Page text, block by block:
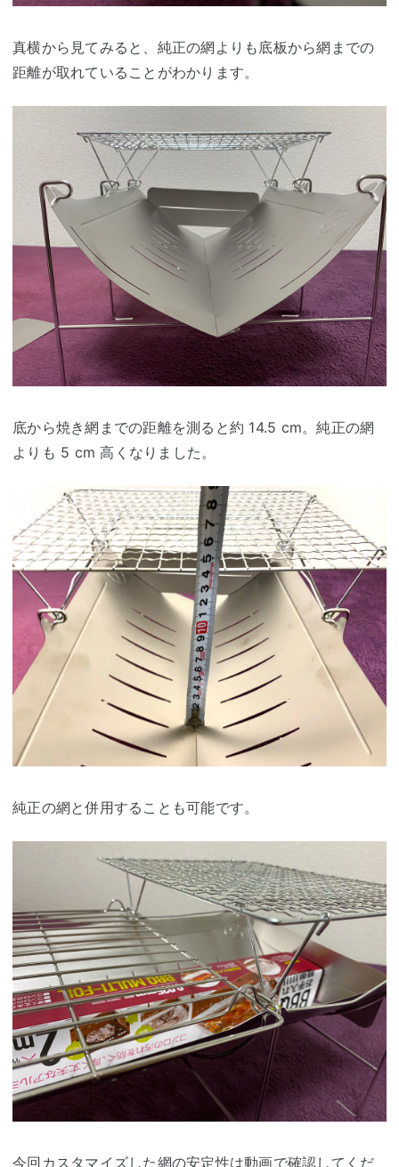
真横から見てみると、純正の網よりも底板から網までの
距離が取れていることがわかります。
底から焼き網までの距離を測ると約 14.5 cm。純正の網
よりも 5 cm 高くなりました。
純正の網と併用することも可能です。
今回カスタマイズした網の安定性は動画で確認してくだ